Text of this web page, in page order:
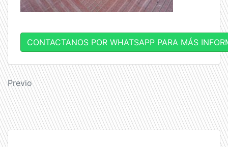
CONTACTANOS POR WHATSAPP PARA MÁS
Navegación
de
entradas
Previo